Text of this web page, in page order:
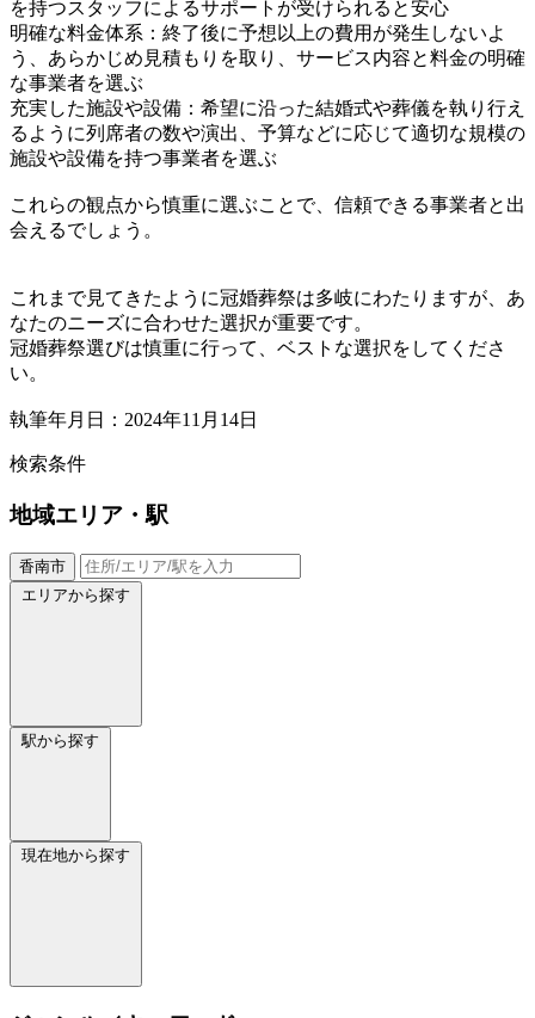
を持つスタッフによるサポートが受けられると安心
明確な料金体系：終了後に予想以上の費用が発生しないよ
う、あらかじめ見積もりを取り、サービス内容と料金の明確
な事業者を選ぶ
充実した施設や設備：希望に沿った結婚式や葬儀を執り行え
るように列席者の数や演出、予算などに応じて適切な規模の
施設や設備を持つ事業者を選ぶ
これらの観点から慎重に選ぶことで、信頼できる事業者と出
会えるでしょう。
これまで見てきたように冠婚葬祭は多岐にわたりますが、あ
なたのニーズに合わせた選択が重要です。
冠婚葬祭選びは慎重に行って、ベストな選択をしてくださ
い。
執筆年月日：2024年11月14日
検索条件
地域エリア・駅
香南市
エリアから探す
駅から探す
現在地から探す